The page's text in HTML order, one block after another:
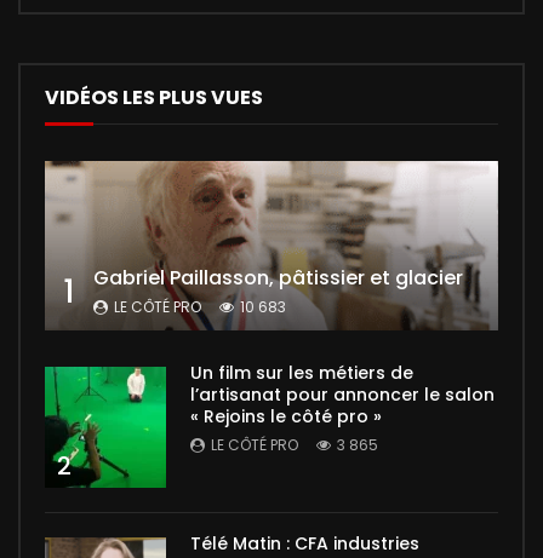
VIDÉOS LES PLUS VUES
1 Gabriel Paillasson, pâtissier et glacier
LE CÔTÉ PRO 10 683
2
Un film sur les métiers de
l’artisanat pour annoncer le salon
« Rejoins le côté pro »
LE CÔTÉ PRO 3 865
Télé Matin : CFA industries